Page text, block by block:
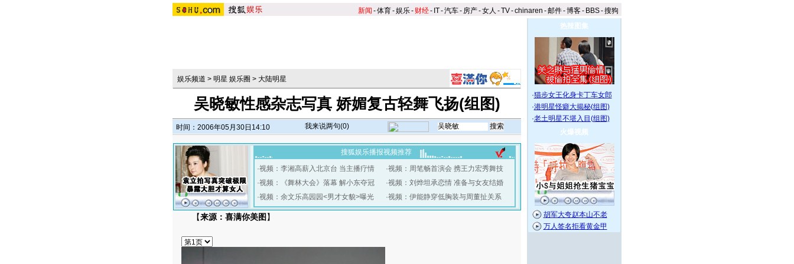
新闻 -体育-娱乐- 财经- IT-汽车- 房产-女人 -TV-chinaren -邮件-博客- BBS-搜狗
娱乐频道 > 明星 娱乐圈 > 大陆明星
吴晓敏性感杂志写真 娇媚复古轻舞飞扬(组图)
时间：2006年05月30日14:10 我来说两句(0)
搜狐娱乐播报视频推荐
·视频：李湘高薪入北京台 当主播疗情
·视频：《舞林大会》落幕 解小东夺冠
·视频：余文乐高园园<男才女貌>曝光
·视频：周笔畅首演会 携王力宏秀舞技
·视频：刘烨坦承恋情 准备与女友结婚
·视频：伊能静穿低胸装与周董扯关系
【来源：喜满你美图 】
热辣图集
·猫步女王化身卡丁车女郎
·港明星怪癖大揭秘(组图)
·老土明星不堪入目(组图)
火爆视频
胡军大夸赵本山不老
万人签名拒看黄金甲